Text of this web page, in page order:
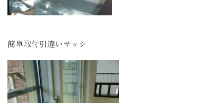
簡単取付引違いサッシ